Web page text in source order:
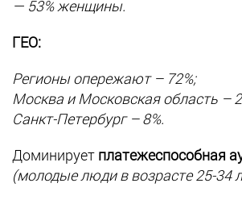
— 53% женщины.
ГЕО:
Регионы опережают – 72%;
Москва и Московская область –
Санкт-Петербург – 8%.
Доминирует платежеспособная
(молодые люди в возрасте 25-34